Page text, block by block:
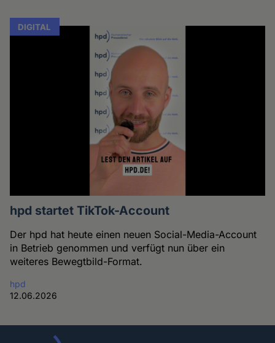
DIGITAL
hpd startet TikTok-Account
Der hpd hat heute einen neuen Social-Media-Account
in Betrieb genommen und verfügt nun über ein
weiteres Bewegtbild-Format.
hpd
12.06.2026